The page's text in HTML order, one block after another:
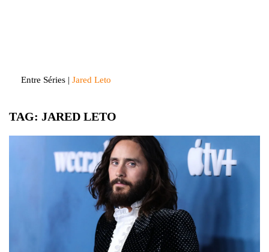
Entre Séries | Jared Leto
TAG: JARED LETO